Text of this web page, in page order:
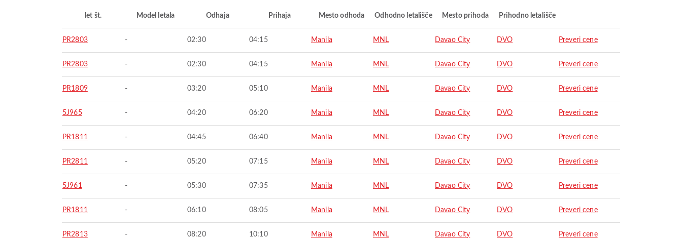
let št. Model letala Odhaja Prihaja Mesto odhoda Odhodno letališče Mesto prihoda Prihodno letališče
PR2803 - 02:30 04:15 Manila MNL Davao City DVO Preveri cene
PR2803 - 02:30 04:15 Manila MNL Davao City DVO Preveri cene
PR1809 - 03:20 05:10 Manila MNL Davao City DVO Preveri cene
5J965 - 04:20 06:20 Manila MNL Davao City DVO Preveri cene
PR1811 - 04:45 06:40 Manila MNL Davao City DVO Preveri cene
PR2811 - 05:20 07:15 Manila MNL Davao City DVO Preveri cene
5J961 - 05:30 07:35 Manila MNL Davao City DVO Preveri cene
PR1811 - 06:10 08:05 Manila MNL Davao City DVO Preveri cene
PR2813 - 08:20 10:10 Manila MNL Davao City DVO Preveri cene